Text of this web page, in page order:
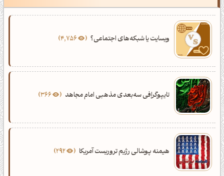
وبسایت یا شبکه‌های اجتماعی؟
تایپوگرافی سه‌بعدی مذهبی امام مجاهد
هیمنه پوشالی رژیم تروریست آمریکا 292
اَپ اندروید اَپ ویندوز